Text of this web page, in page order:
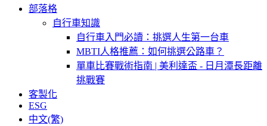
部落格
自行車知識
自行車入門必讀：挑選人生第一台車
MBTI人格推薦：如何挑選公路車？
單車比賽戰術指南 | 美利達盃 - 日月潭長距離
挑戰賽
客製化
ESG
中文(繁)